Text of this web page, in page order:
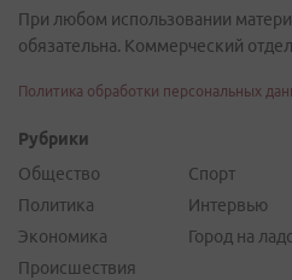
При любом использовании
обязательна. Коммерческий
Политика обработки персональных
Рубрики
Общество
Политика
Экономика
Происшествия
Спорт
Интервью
Город на